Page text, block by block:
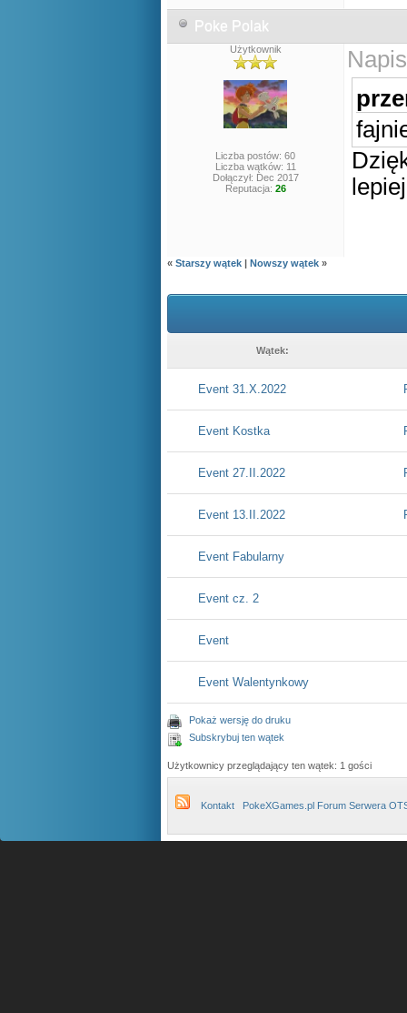
Poke Polak
Użytkownik
Liczba postów: 60
Liczba wątków: 11
Dołączył: Dec 2017
Reputacja: 26
« Starszy wątek | Nowszy wątek »
Wątek:
Event 31.X.2022
Event Kostka
Event 27.II.2022
Event 13.II.2022
Event Fabularny
Event cz. 2
Event
Event Walentynkowy
Pokaż wersję do druku
Subskrybuj ten wątek
Użytkownicy przeglądający ten wątek: 1 gości
Kontakt PokeXGames.pl Forum Serwera